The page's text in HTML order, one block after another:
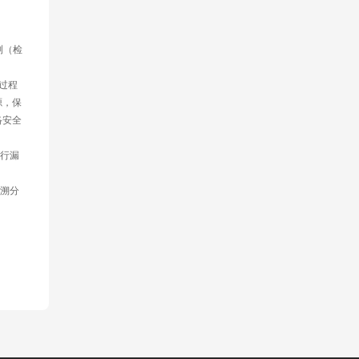
（检
程
，保
全
漏
分